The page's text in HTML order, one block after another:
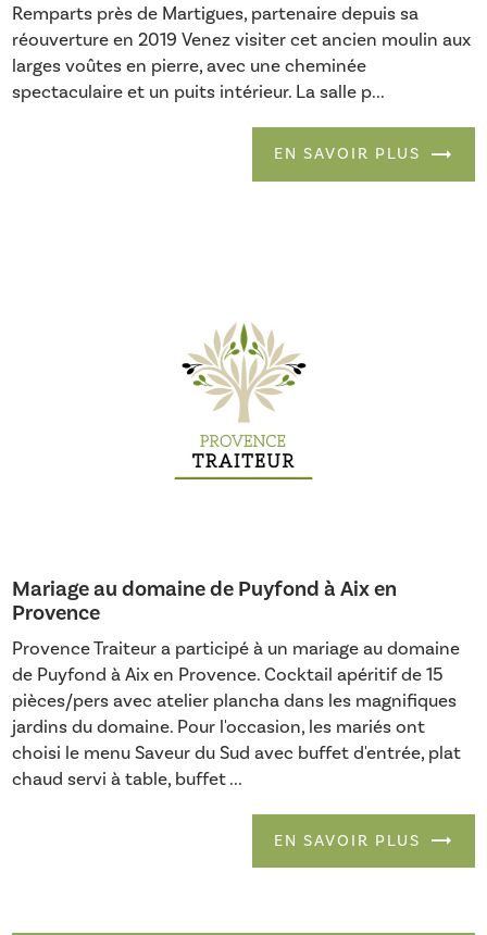
Remparts près de Martigues, partenaire depuis sa
réouverture en 2019 Venez visiter cet ancien moulin aux
larges voûtes en pierre, avec une cheminée
spectaculaire et un puits intérieur. La salle p...
EN SAVOIR PLUS
Mariage au domaine de Puyfond à Aix en
Provence
Provence Traiteur a participé à un mariage au domaine
de Puyfond à Aix en Provence. Cocktail apéritif de 15
pièces/pers avec atelier plancha dans les magnifiques
jardins du domaine. Pour l'occasion, les mariés ont
choisi le menu Saveur du Sud avec buffet d'entrée, plat
chaud servi à table, buffet ...
EN SAVOIR PLUS